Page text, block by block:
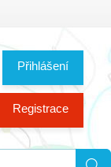
Přihlášení
Registrace